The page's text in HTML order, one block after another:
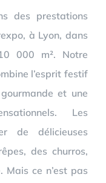
des prestations
à Lyon, dans
000 m². Notre
l’esprit festif
et une
Les
de délicieuses
des churros,
ce n’est pas